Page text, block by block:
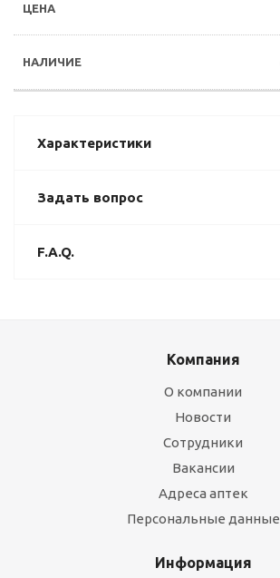
Характеристики
Задать вопрос
F.A.Q.
Компания
О компании
Новости
Сотрудники
Вакансии
Адреса аптек
Персональные данные
Информация